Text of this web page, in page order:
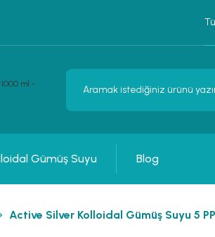
Gümüş Suyu Blog
Active Silver Kolloidal Gümüş Suyu 5